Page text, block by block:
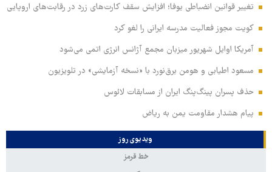
تغییر قوانین انضباطی یوفا؛ افزایش سقف کارت‌های زرد در رقابت‌های اروپایی
کویت مجوز فعالیت مدرسه ایرانی را لغو کرد
آمریکا اوایل شهریور میزبان مجمع آژانس انرژی اتمی می‌شود
مسعود اطیابی و هومن برق‌نورد با «نسخه آزمایشی» در تلویزیون
حذف پسران پینگ‌پنگ ایران از مسابقات لائوس
پیام هشدار مقاومت یمن به ریاض
ویدیوی روز
خط قرمز